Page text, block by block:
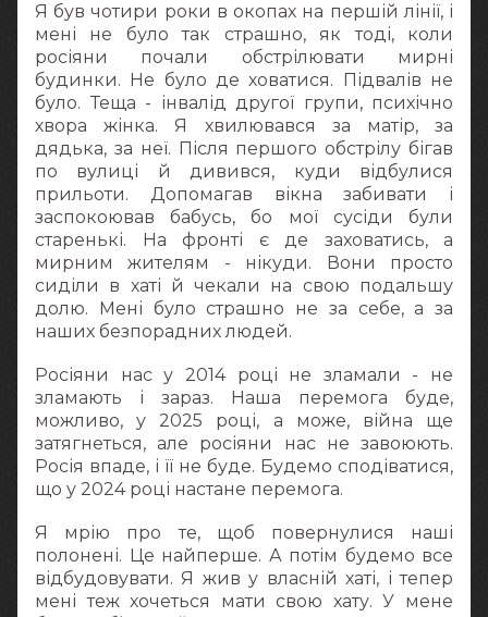
Я був чотири роки в окопах на першій лінії, і
мені не було так страшно, як тоді, коли
росіяни почали обстрілювати мирні
будинки. Не було де ховатися. Підвалів не
було. Теща - інвалід другої групи, психічно
хвора жінка. Я хвилювався за матір, за
дядька, за неї. Після першого обстрілу бігав
по вулиці й дивився, куди відбулися
прильоти. Допомагав вікна забивати і
заспокоював бабусь, бо мої сусіди були
старенькі. На фронті є де заховатись, а
мирним жителям - нікуди. Вони просто
сиділи в хаті й чекали на свою подальшу
долю. Мені було страшно не за себе, а за
наших безпорадних людей.
Росіяни нас у 2014 році не зламали - не
зламають і зараз. Наша перемога буде,
можливо, у 2025 році, а може, війна ще
затягнеться, але росіяни нас не завоюють.
Росія впаде, і її не буде. Будемо сподіватися,
що у 2024 році настане перемога.
Я мрію про те, щоб повернулися наші
полонені. Це найперше. А потім будемо все
відбудовувати. Я жив у власній хаті, і тепер
мені теж хочеться мати свою хату. У мене